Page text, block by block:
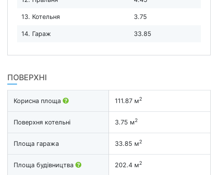
13. Котельня 3.75
14. Гараж 33.85
ПОВЕРХНІ
Корисна площа 111.87 м2
Поверхня котельні 3.75 м2
Площа гаража 33.85 м2
Площа будівництва 202.4 м2